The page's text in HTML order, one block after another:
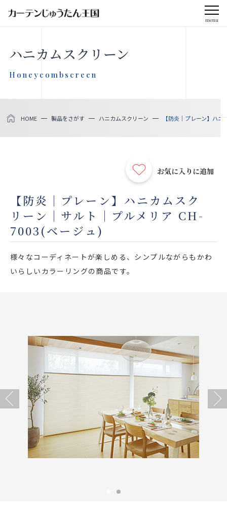
menu
お知らせ
製品をさがす
店舗をさがす
私たちのこだわり
お問い合わせ
お気に入りリスト
お見積り来店予約はこちら
ハニカムスクリーン
Honeycombscreen
HOME 製品をさがす ハニカムスクリーン 【防炎｜プレーン】ハ
お気に入りに追加
【防炎｜プレーン】ハニカムスク
リーン｜サルト｜プルメリア CH-
7003(ベージュ)
様々なコーディネートが楽しめる、シンプルながらもかわ
いらしいカラーリングの商品です。
Previous Next